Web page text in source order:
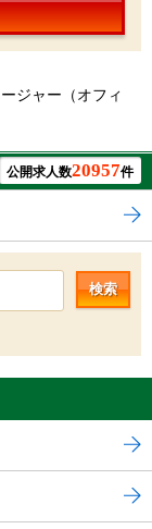
ジャー（オフィ
公開求人数20957件
検索